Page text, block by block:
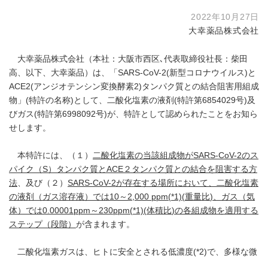
2022年10月27日
大幸薬品株式会社
大幸薬品株式会社（本社：大阪市西区､代表取締役社長：柴田
高、以下、大幸薬品）は、「SARS-CoV-2(新型コロナウイルス)と
ACE2(アンジオテンシン変換酵素2)タンパク質との結合阻害用組成
物」(特許の名称)として、二酸化塩素の液剤(特許第6854029号)及
びガス(特許第6998092号)が、特許として認められたことをお知ら
せします。
本特許には、（１） 二酸化塩素の当該組成物がSARS-CoV-2のス
パイク（S）タンパク質とACE２タンパク質との結合を阻害する方
法、及び（２） SARS-CoV-2が存在する場所において、二酸化塩素
の液剤（ガス溶存液）では10～2,000 ppm(*1)(重量比)、ガス（気
体）では0.00001ppm～230ppm(*1)(体積比)の各組成物を適用する
ステップ（段階） が含まれます。
二酸化塩素ガスは、ヒトに安全とされる低濃度(*2)で、多様な微